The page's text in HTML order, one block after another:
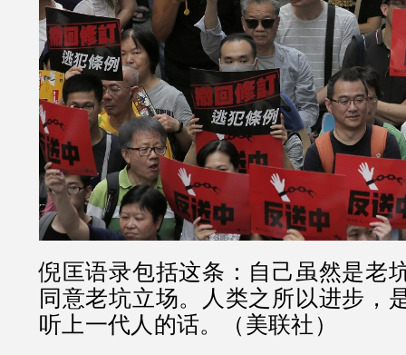
倪匡语录包括这条：自己虽然是老
同意老坑立场。人类之所以进步，
听上一代人的话。（美联社）